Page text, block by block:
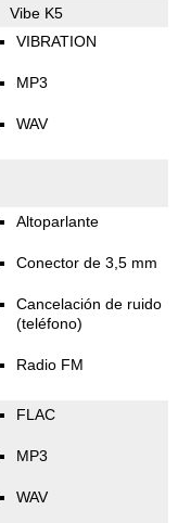
Vibe K5
VIBRATION
MP3
WAV
Altoparlante
Conector de 3,5 mm
Cancelación de ruido
(teléfono)
Radio FM
FLAC
MP3
WAV